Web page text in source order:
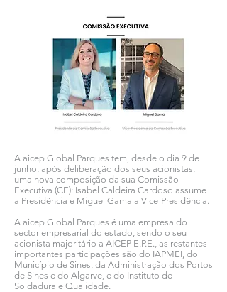
A aicep Global Parques tem, desde o dia 9 de
junho, após deliberação dos seus acionistas,
uma nova composição da sua Comissão
Executiva (CE): Isabel Caldeira Cardoso assume
a Presidência e Miguel Gama a Vice-Presidência.
A aicep Global Parques é uma empresa do
sector empresarial do estado, sendo o seu
acionista majoritário a AICEP E.P.E., as restantes
importantes participações são do IAPMEI, do
Município de Sines, da Administração dos Portos
de Sines e do Algarve, e do Instituto de
Soldadura e Qualidade.